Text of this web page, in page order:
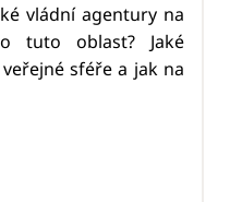
vládní agentury na
tuto oblast? Jaké
sféře a jak na